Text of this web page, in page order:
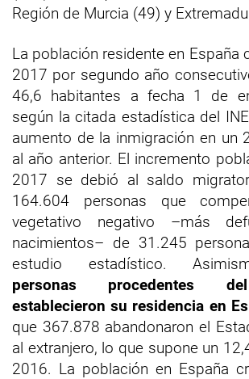
Región de Murcia (49) y
La población residente en España
2017 por segundo año
46,6 habitantes a fecha 1 de
según la citada estadística del
aumento de la inmigración en un
al año anterior. El incremento
2017 se debió al saldo
164.604 personas que
vegetativo negativo –más
nacimientos– de 31.245
estudio estadístico.
personas procedentes
establecieron su residencia en
que 367.878 abandonaron el
al extranjero, lo que supone un
2016. La población en España